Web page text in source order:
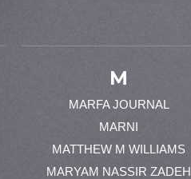
M
MARFA JOURNAL
MARNI
MATTHEW M WILLIAMS
MARYAM NASSIR ZADEH